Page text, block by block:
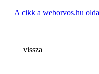
A cikk a weborvos.hu
vissza